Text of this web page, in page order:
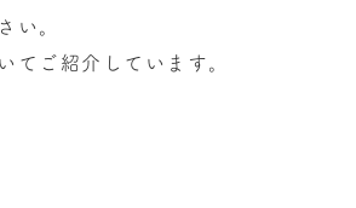
い。
てご紹介しています。